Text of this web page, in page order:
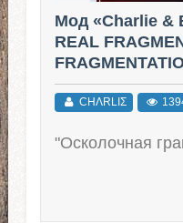
Мод «Charlie &
REAL
(Build 29)
CHΛRLIΣ
"Осколочная